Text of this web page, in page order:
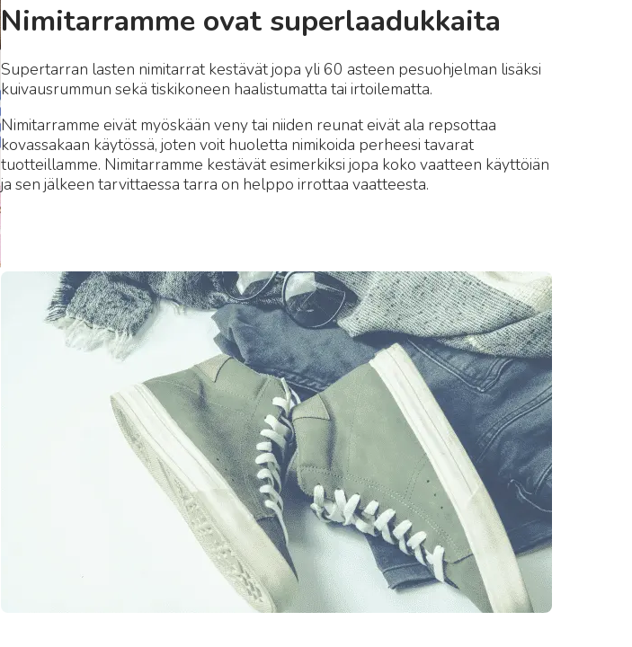
Nimitarramme ovat superlaadukkaita
Supertarran lasten nimitarrat kestävät jopa yli 60 asteen pesuohjelman lisäksi
kuivausrummun sekä tiskikoneen haalistumatta tai irtoilematta.
Nimitarramme eivät myöskään veny tai niiden reunat eivät ala repsottaa
kovassakaan käytössä, joten voit huoletta nimikoida perheesi tavarat
tuotteillamme. Nimitarramme kestävät esimerkiksi jopa koko vaatteen käyttöiän
ja sen jälkeen tarvittaessa tarra on helppo irrottaa vaatteesta.